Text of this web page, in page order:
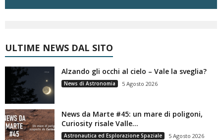
ULTIME NEWS DAL SITO
Alzando gli occhi al cielo – Vale la sveglia?
News di Astronomia 5 Agosto 2026
News da Marte #45: un mare di poligoni,
Curiosity risale Valle...
Astronautica ed Esplorazione Spaziale 5 Agosto 2026